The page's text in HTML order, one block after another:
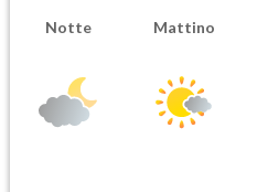
Notte Mattino